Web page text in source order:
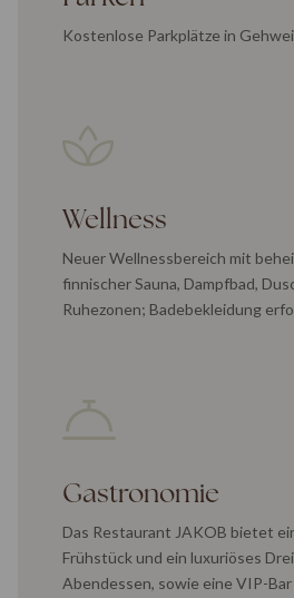
Kostenlose Parkplätze in
Wellness
Neuer Wellnessbereich mit
finnischer Sauna, Dampfbad,
Ruhezonen; Badebekleidung
Gastronomie
Das Restaurant JAKOB bietet
Frühstück und ein luxuriöses
Abendessen, sowie eine VIP-